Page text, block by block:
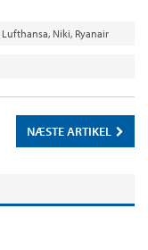
Lufthansa, Niki, Ryanair
NÆSTE ARTIKEL